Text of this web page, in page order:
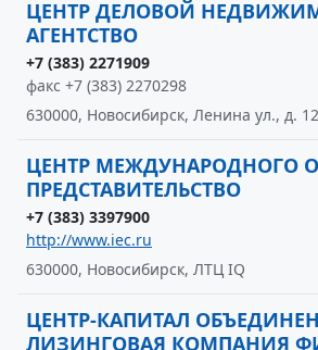
ЦЕНТР ДЕЛОВОЙ
АГЕНТСТВО
+7 (383) 2271909
факс +7 (383) 2270298
630000, Новосибирск, Ленина ул., д.
ЦЕНТР МЕЖДУНАРОДНОГО
ПРЕДСТАВИТЕЛЬСТВО
+7 (383) 3397900
http://www.iec.ru
630000, Новосибирск, ЛТЦ IQ
ЦЕНТР-КАПИТАЛ
ЛИЗИНГОВАЯ КОМПАНИЯ